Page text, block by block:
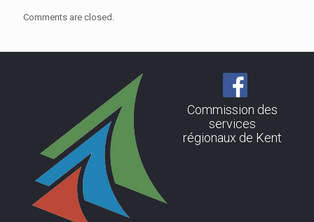
Comments are closed.
Commission des
services
régionaux de Kent